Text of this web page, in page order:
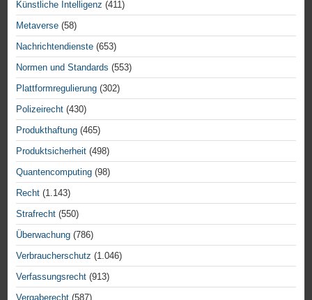
Künstliche Intelligenz (411)
Metaverse (58)
Nachrichtendienste (653)
Normen und Standards (553)
Plattformregulierung (302)
Polizeirecht (430)
Produkthaftung (465)
Produktsicherheit (498)
Quantencomputing (98)
Recht (1.143)
Strafrecht (550)
Überwachung (786)
Verbraucherschutz (1.046)
Verfassungsrecht (913)
Vergaberecht (587)